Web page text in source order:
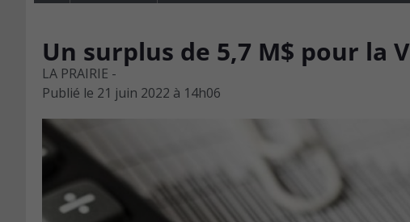
Un surplus de 5,7 M$ pour la
LA PRAIRIE -
Publié le 21 juin 2022 à 14h06